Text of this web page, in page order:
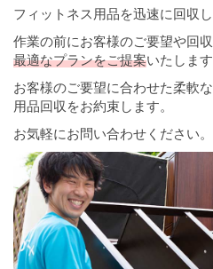
フィットネス用品を迅速に回収
作業の前にお客様のご要望や回
最適なプランをご提案いたします
お客様のご要望に合わせた柔軟
用品回収をお約束します。
お気軽にお問い合わせください。